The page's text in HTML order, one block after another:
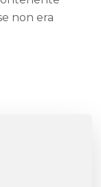
non era